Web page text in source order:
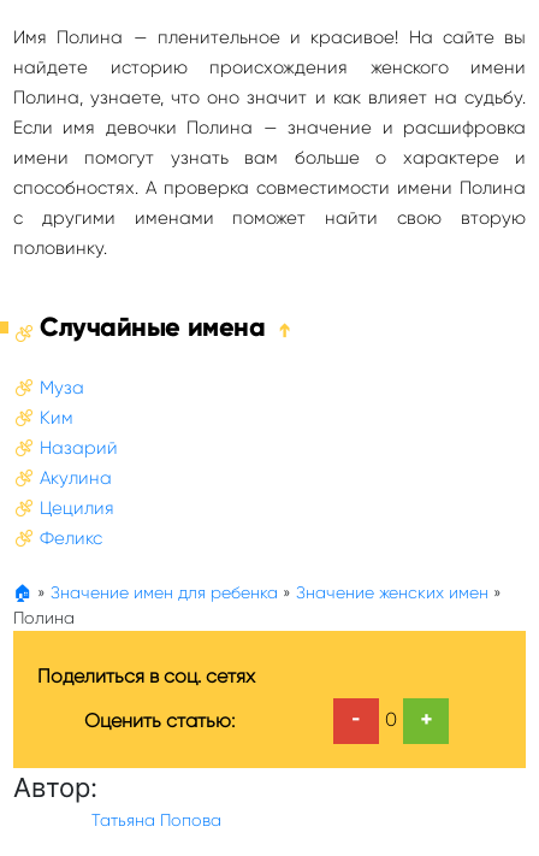
Имя Полина — пленительное и красивое! На сайте вы
найдете историю происхождения женского имени
Полина, узнаете, что оно значит и как влияет на судьбу.
Если имя девочки Полина — значение и расшифровка
имени помогут узнать вам больше о характере и
способностях. А проверка совместимости имени Полина
с другими именами поможет найти свою вторую
половинку.
Случайные имена ➔
Муза
Ким
Назарий
Акулина
Цецилия
Феликс
🏠 » Значение имен для ребенка » Значение женских имен »
Полина
Поделиться в соц. сетях
Оценить статью:
- 0 +
Автор:
Татьяна Попова